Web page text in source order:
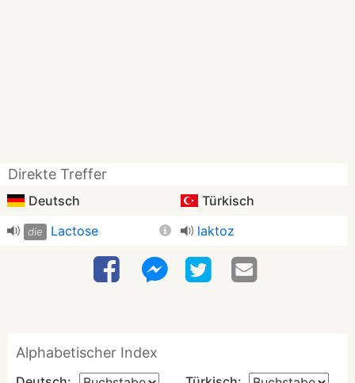
Direkte Treffer
Deutsch Türkisch
die Lactose laktoz
Alphabetischer Index